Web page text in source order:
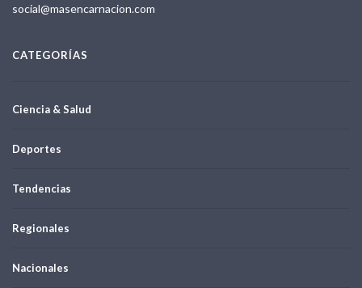
social@masencarnacion.com
CATEGORÍAS
Ciencia & Salud
Deportes
Tendencias
Regionales
Nacionales